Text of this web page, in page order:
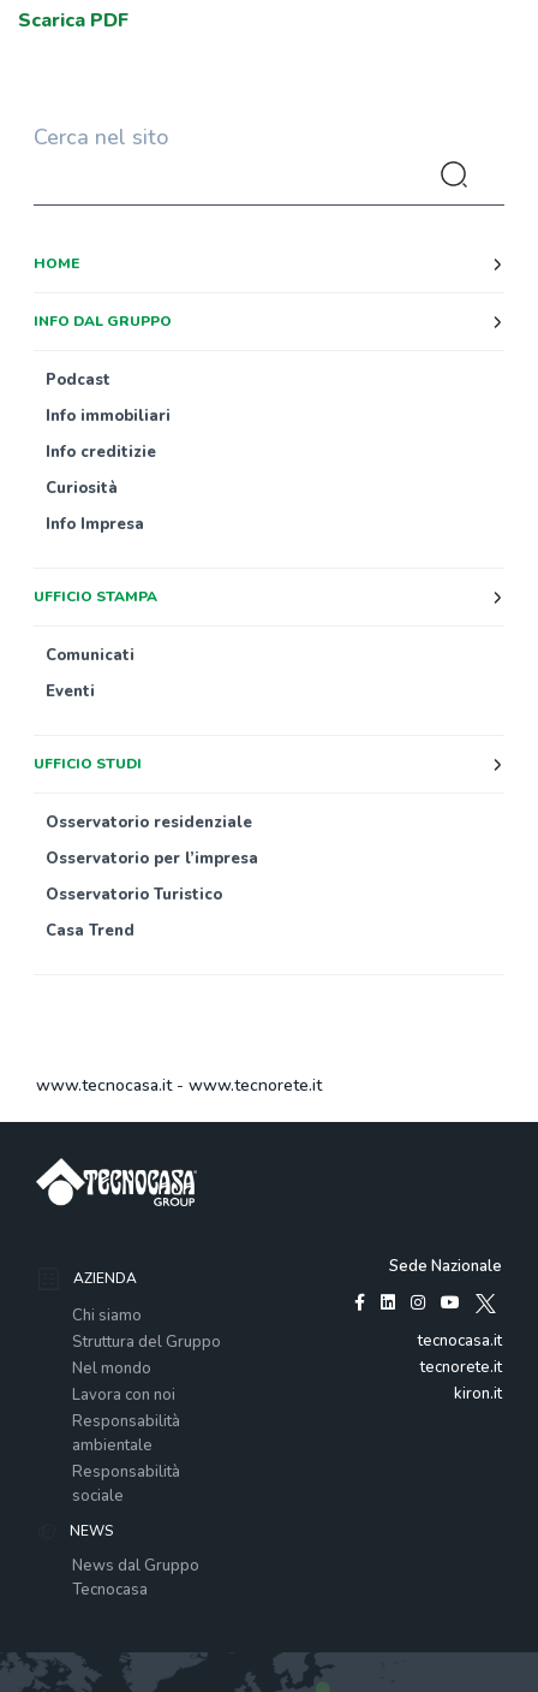
Scarica PDF
Cerca nel sito
HOME
INFO DAL GRUPPO
Podcast
Info immobiliari
Info creditizie
Curiosità
Info Impresa
UFFICIO STAMPA
Comunicati
Eventi
UFFICIO STUDI
Osservatorio residenziale
Osservatorio per l’impresa
Osservatorio Turistico
Casa Trend
www.tecnocasa.it- www.tecnorete.it
AZIENDA
Chi siamo
Struttura del Gruppo
Nel mondo
Lavora con noi
Responsabilità
ambientale
Responsabilità
sociale
NEWS
News dal Gruppo
Tecnocasa
Sede Nazionale
tecnocasa.it
tecnorete.it
kiron.it